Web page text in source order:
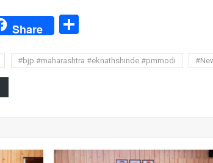
के
Share
#bjp #maharashtra #eknathshinde #pmmodi